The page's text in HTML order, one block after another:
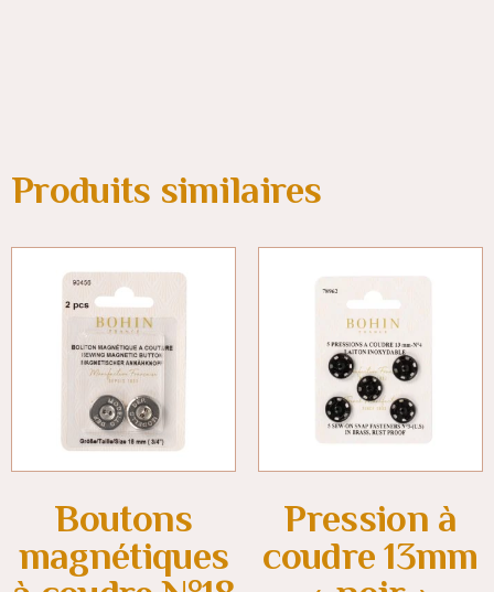
Produits similaires
Boutons
magnétiques
Pression à
coudre 13mm